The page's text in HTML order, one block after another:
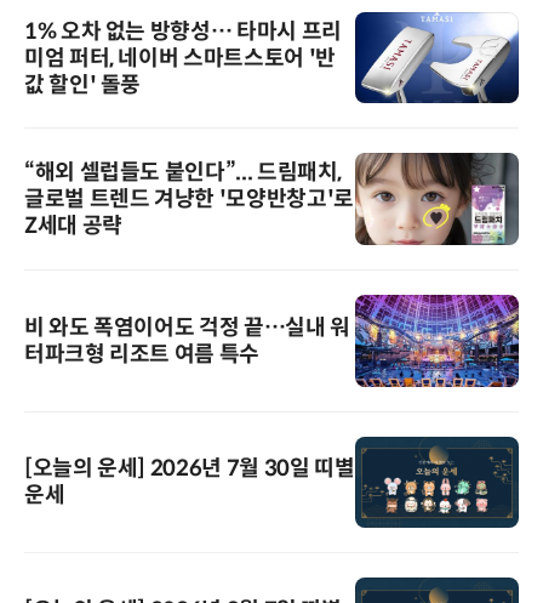
1% 오차 없는 방향성… 타마시 프리
미엄 퍼터, 네이버 스마트스토어 '반
값 할인' 돌풍
“해외 셀럽들도 붙인다”... 드림패치,
글로벌 트렌드 겨냥한 '모양반창고'로
Z세대 공략
비 와도 폭염이어도 걱정 끝…실내 워
터파크형 리조트 여름 특수
[오늘의 운세] 2026년 7월 30일 띠별
운세